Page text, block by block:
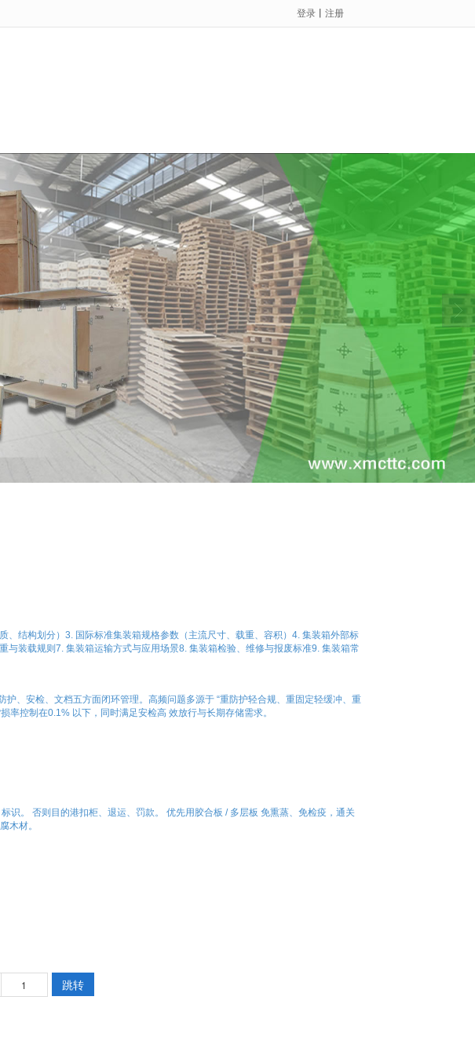
登录
注册
、结构划分）3. 国际标准集装箱规格参数（主流尺寸、载重、容积）4. 集装箱外部标
装载规则7. 集装箱运输方式与应用场景8. 集装箱检验、维修与报废标准9. 集装箱常
、安检、文档五方面闭环管理。高频问题多源于 “重防护轻合规、重固定轻缓冲、重
率控制在0.1% 以下，同时满足安检高 效放行与长期存储需求。
识。 否则目的港扣柜、退运、罚款。 优先用胶合板 / 多层板 免熏蒸、免检疫，通关
木材。
跳转